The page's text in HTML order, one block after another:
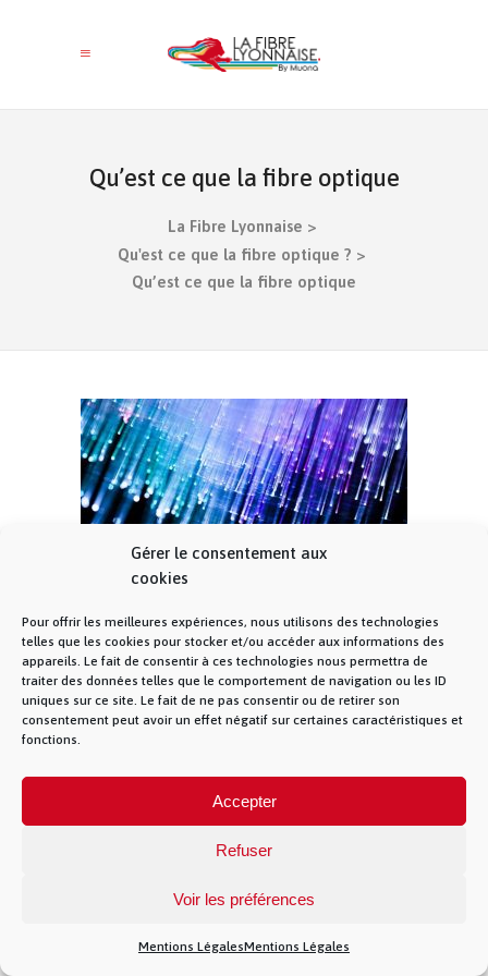
Gérer le consentement aux
cookies
Pour offrir les meilleures expériences, nous utilisons des technologies
telles que les cookies pour stocker et/ou accéder aux informations des
appareils. Le fait de consentir à ces technologies nous permettra de
traiter des données telles que le comportement de navigation ou les ID
uniques sur ce site. Le fait de ne pas consentir ou de retirer son
consentement peut avoir un effet négatif sur certaines caractéristiques et
fonctions.
Accepter
Refuser
Voir les préférences
Mentions LégalesMentions Légales
Qu’est ce que la fibre optique
La Fibre Lyonnaise >
Qu'est ce que la fibre optique ? >
Qu’est ce que la fibre optique
entreprises
© La Fibre Lyonnaise – Mentions Légales
allée des chevreuils – 69380 Lissieu – 04 28 28 28